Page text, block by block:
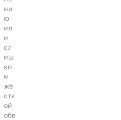
ни
ю
ил
и
сл
иш
ко
м
жё
стк
ой
обв